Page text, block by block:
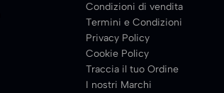
Condizioni di vendita
Termini e Condizioni
Privacy Policy
Cookie Policy
Traccia il tuo Ordine
I nostri Marchi